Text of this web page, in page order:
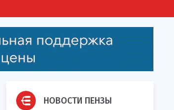
НОВОСТИ ПЕНЗЫ